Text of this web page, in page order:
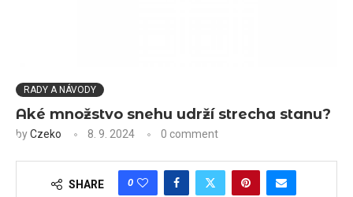
RADY A NÁVODY
Aké množstvo snehu udrží strecha stanu?
byCzeko 8. 9. 2024 0 comment
SHARE 0